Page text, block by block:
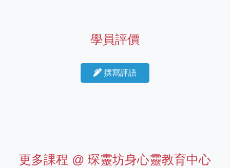
學員評價
撰寫評語
更多課程 @ 琛靈坊身心靈教育中心